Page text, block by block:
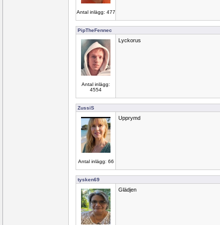
Antal inlägg: 477
PipTheFennec
Antal inlägg:
4554
Lyckorus
ZussiS
Antal inlägg: 66
Upprymd
tysken69
Glädjen